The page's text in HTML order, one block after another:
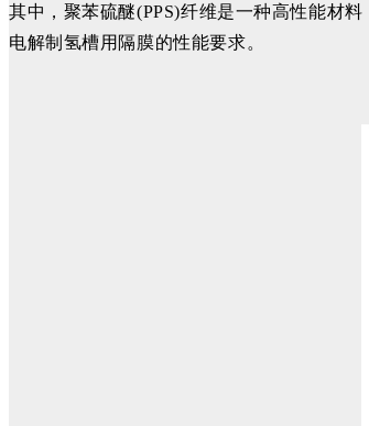
其中，聚苯硫醚(PPS)纤维是一种高性能材
电解制氢槽用隔膜的性能要求。